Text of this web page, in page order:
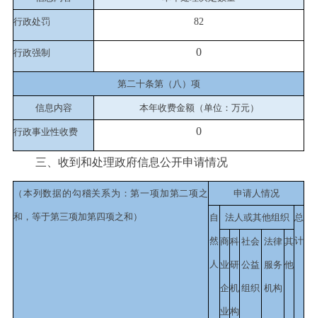
行政处罚 82
行政强制 0
第二十条第（八）项
信息内容 本年收费金额（单位：万元）
行政事业性收费 0
三、收到和处理政府信息公开申请情况
（本列数据的勾稽关系为：第一项加第二项之
和，等于第三项加第四项之和）
申请人情况
自
然
人
法人或其他组织 总
计
商
业
企
业
科
研
机
构
社会
公益
组织
法律
服务
机构
其
他